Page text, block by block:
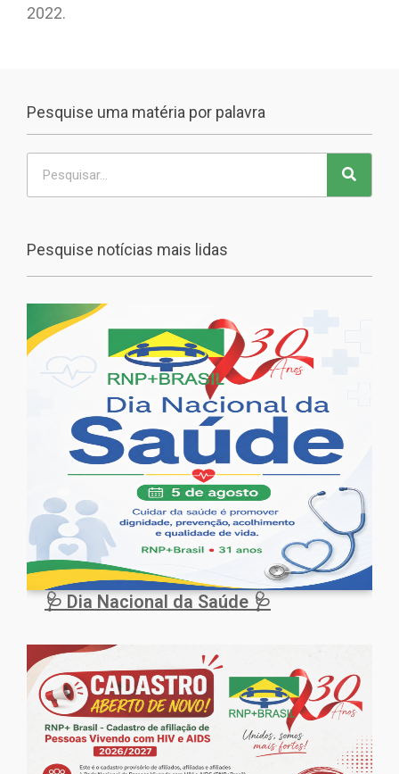
2022.
Pesquise uma matéria por palavra
Pesquise notícias mais lidas
🩺 Dia Nacional da Saúde 🩺